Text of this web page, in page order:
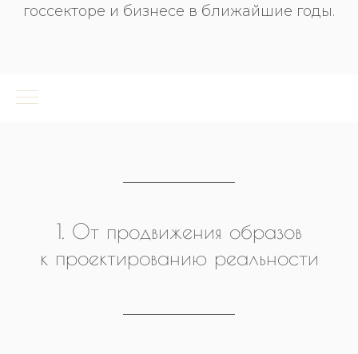
госсекторе и бизнесе в ближайшие годы.
1. От продвижения образов
к проектированию реальности